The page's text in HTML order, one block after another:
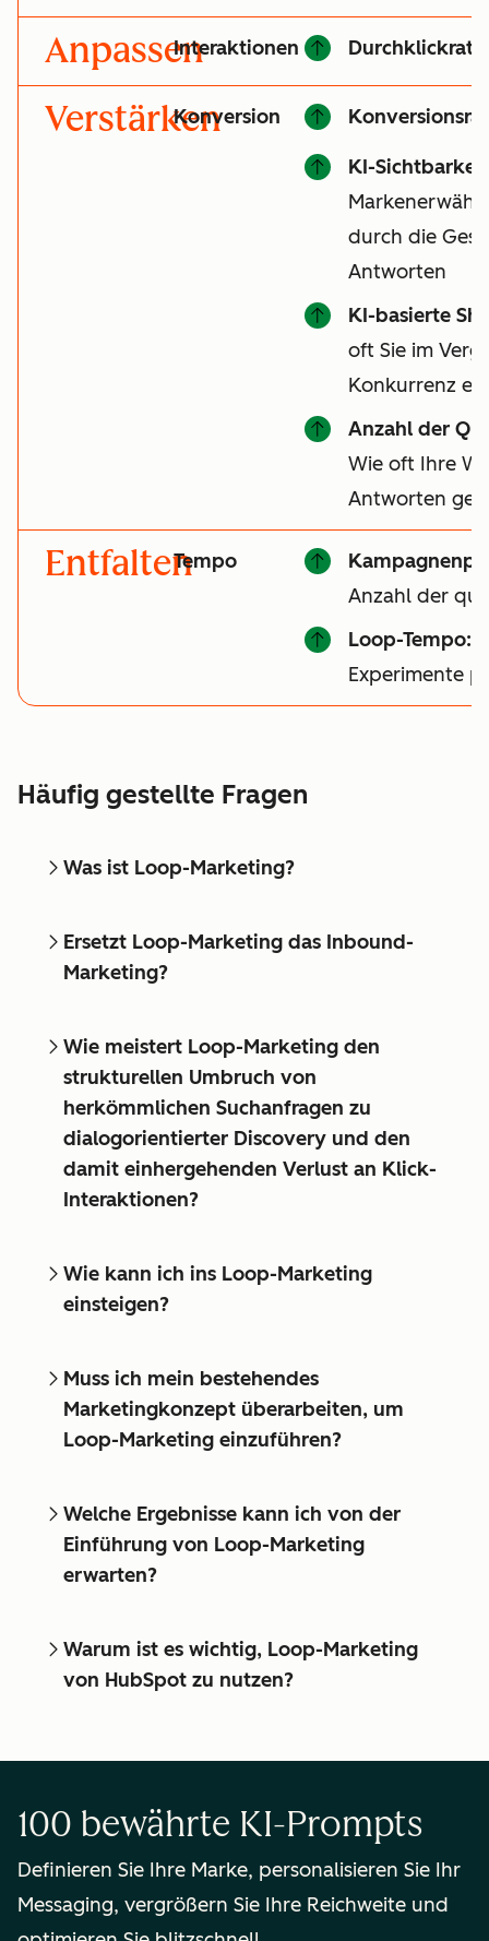
AnpassenInteraktionen
VerstärkenKonversion
KI-
durch die
Antworten
KI-basierte
oft Sie im
Konkurrenz
Anzahl der
Wie oft Ihre
Antworten
EntfaltenTempo
Anzahl der
Loop-Tempo:
Experimente
Häufig gestellte Fragen
Was ist Loop-Marketing?
Ersetzt Loop-Marketing das Inbound-
Marketing?
Wie meistert Loop-Marketing den
strukturellen Umbruch von
herkömmlichen Suchanfragen zu
dialogorientierter Discovery und den
damit einhergehenden Verlust an Klick-
Interaktionen?
Wie kann ich ins Loop-Marketing
einsteigen?
Muss ich mein bestehendes
Marketingkonzept überarbeiten, um
Loop-Marketing einzuführen?
Welche Ergebnisse kann ich von der
Einführung von Loop-Marketing
erwarten?
Warum ist es wichtig, Loop-Marketing
von HubSpot zu nutzen?
100 bewährte KI-Prompts
Definieren Sie Ihre Marke, personalisieren Sie Ihr
Messaging, vergrößern Sie Ihre Reichweite und